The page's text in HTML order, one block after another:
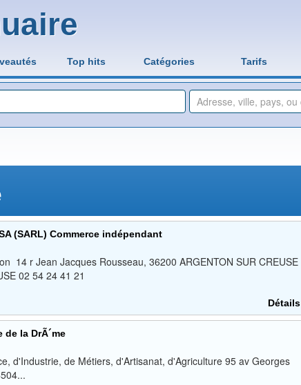
Top hits Catégories Tarifs
(SARL) Commerce indépendant
14 r Jean Jacques Rousseau, 36200 ARGENTON SUR CREUSE
02 54 24 41 21
Détails
la DrÃ´me
d'Industrie, de Métiers, d'Artisanat, d'Agriculture 95 av Georges